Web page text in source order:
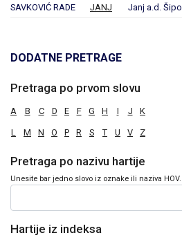
SAVKOVIĆ RADE
JANJ Janj a.d.
DODATNE PRETRAGE
Pretraga po prvom slovu
A B C D E F G H I J K
L M N O P R S T U V Z
Pretraga po nazivu hartije
Unesite bar jedno slovo iz oznake ili naziva HOV.
Hartije iz indeksa